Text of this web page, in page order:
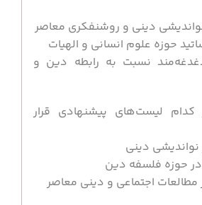
دینی و روشنفکری معاصر
حوزه علوم انسانی و الهیات
نسبت به رابطه دین و
لیست‌های پیشنهادی قرار
نواندیشی دینی
حوزه فلسفه دین
مطالعات اجتماعی و دینی معاصر